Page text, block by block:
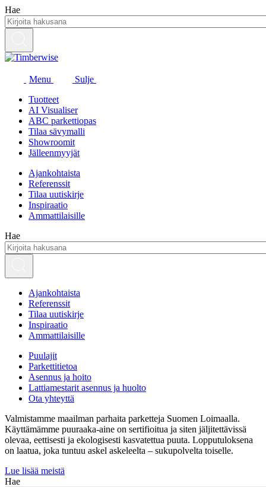
Siirry
sisältöön
Hae
Menu
Sulje
Tuotteet
AI Visualiser
ABC parkettiopas
Tilaa sävymalli
Showroomit
Jälleenmyyjät
Ajankohtaista
Referenssit
Tilaa uutiskirje
Inspiraatio
Ammattilaisille
Hae
Ajankohtaista
Referenssit
Tilaa uutiskirje
Inspiraatio
Ammattilaisille
Puulajit
Parkettitietoa
Asennus ja hoito
Lattiamestarit asennus ja huolto
Ota yhteyttä
Valmistamme maailman parhaita parketteja Suomen Loimaalla.
Käyttämämme puuraaka-aine on sertifioitua ja siten jäljitettävissä
olevaa, eettisesti ja ekologisesti kasvatettua puuta. Lopputuloksena
on laatua, joka tuntuu askel askeleelta – sukupolvelta toiselle.
Lue lisää meistä
Hae